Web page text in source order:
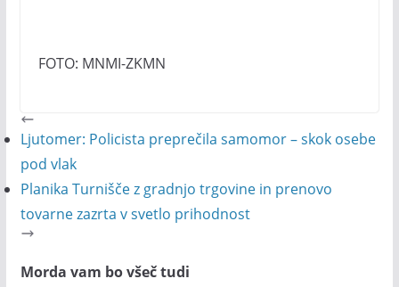
FOTO: MNMI-ZKMN
Ljutomer: Policista preprečila samomor – skok osebe
pod vlak
Planika Turnišče z gradnjo trgovine in prenovo
tovarne zazrta v svetlo prihodnost
Morda vam bo všeč tudi